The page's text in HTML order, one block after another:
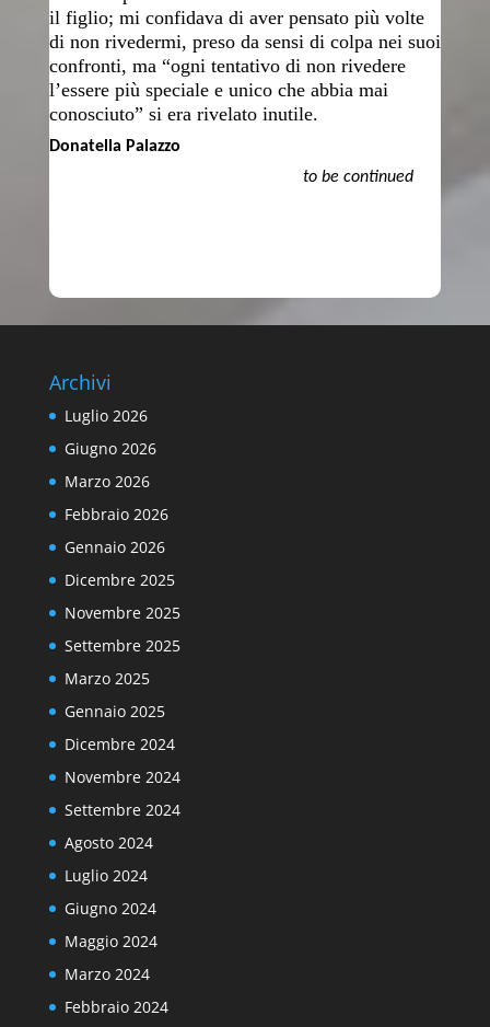
il figlio; mi confidava di aver pensato più volte
di non rivedermi, preso da sensi di colpa nei suoi
confronti, ma “ogni tentativo di non rivedere
l’essere più speciale e unico che abbia mai
conosciuto” si era rivelato inutile.
Donatella Palazzo
to be continued
Archivi
Luglio 2026
Giugno 2026
Marzo 2026
Febbraio 2026
Gennaio 2026
Dicembre 2025
Novembre 2025
Settembre 2025
Marzo 2025
Gennaio 2025
Dicembre 2024
Novembre 2024
Settembre 2024
Agosto 2024
Luglio 2024
Giugno 2024
Maggio 2024
Marzo 2024
Febbraio 2024